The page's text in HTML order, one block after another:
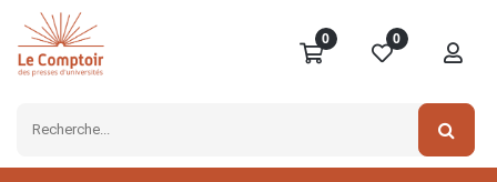
0 0